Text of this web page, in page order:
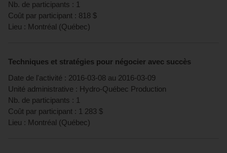
Nb. de participants : 1
Coût par participant : 818 $
Lieu : Montréal (Québec)
Techniques et stratégies pour négocier avec succès
Date de l'activité : 2016-03-08 au 2016-03-09
Unité administrative : Hydro-Québec Production
Nb. de participants : 1
Coût par participant : 1 283 $
Lieu : Montréal (Québec)